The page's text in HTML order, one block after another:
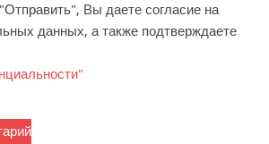
Вы даете согласие на
данных, а также подтверждаете